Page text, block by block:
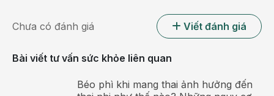
Sỏi mật là sỏi hình thành trong túi mật hoặc ống mật
Chưa có đánh giá Viết đánh giá
Bài viết tư vấn sức khỏe liên quan
Béo phì khi mang thai ảnh hưởng đến